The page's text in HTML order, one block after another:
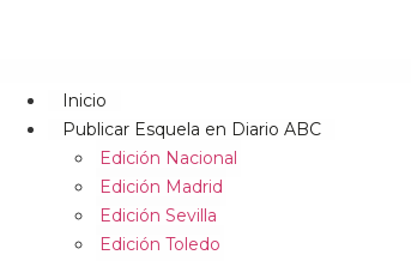
Inicio
Publicar Esquela en Diario ABC
Edición Nacional
Edición Madrid
Edición Sevilla
Edición Toledo